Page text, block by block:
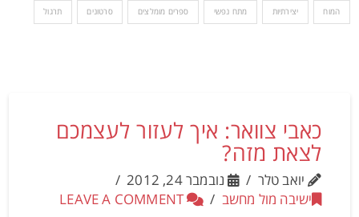
המוח יצירתיות מתח נפשי ספרים מומלצים סרטונים תרגול
כאבי צוואר: איך לעזור לעצמכם
לצאת מזה?
יואב טלר
נובמבר 24, 2012
ישיבה מול מחשב
LEAVE A COMMENT